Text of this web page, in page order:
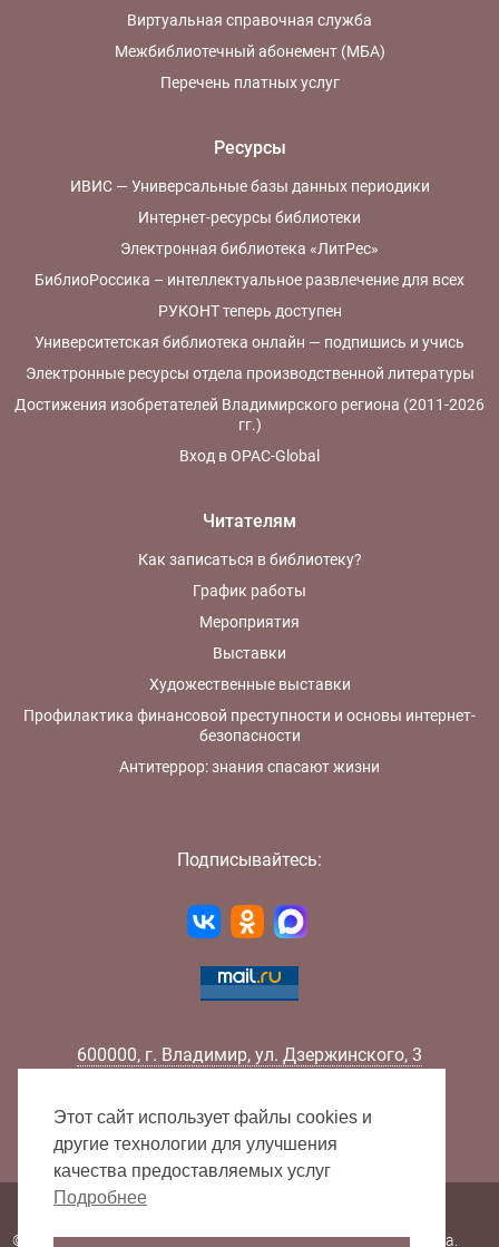
Виртуальная справочная служба
Межбиблиотечный абонемент (МБА)
Перечень платных услуг
Ресурсы
ИВИС — Универсальные базы данных периодики
Интернет-ресурсы библиотеки
Электронная библиотека «ЛитРес»
БиблиоРоссика – интеллектуальное развлечение для всех
РУКОНТ теперь доступен
Университетская библиотека онлайн — подпишись и учись
Электронные ресурсы отдела производственной литературы
Достижения изобретателей Владимирского региона (2011-2026
гг.)
Вход в OPAC-Global
Читателям
Как записаться в библиотеку?
График работы
Мероприятия
Выставки
Художественные выставки
Профилактика финансовой преступности и основы интернет-
безопасности
Антитеррор: знания спасают жизни
Подписывайтесь:
600000, г. Владимир, ул. Дзержинского, 3
Факс:
+7 (4922) 32-52-88
E-mail:
info@lib33.ru
© 2000 - 2026 Владимирская областная научная библиотека.
Этот сайт использует файлы cookies и
другие технологии для улучшения
качества предоставляемых услуг
Подробнее